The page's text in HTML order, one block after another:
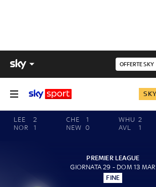
OFFERTE SKY
LEE
2
NOR
1
CHE
1
NEW 0
WHU 2
AVL
1
PREMIER LEAGUE
GIORNATA 29 - DOM 13 MAR
FINE